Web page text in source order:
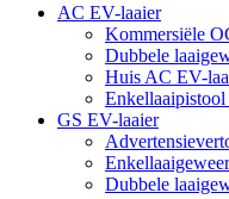
AC EV-laaier
Kommersiële
Dubbele
Huis AC EV-
GS EV-laaier
Dubbele